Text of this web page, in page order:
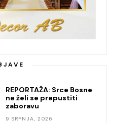
REPORTAŽA: Srce Bosne
ne želi se prepustiti
zaboravu
9 SRPNJA, 2026